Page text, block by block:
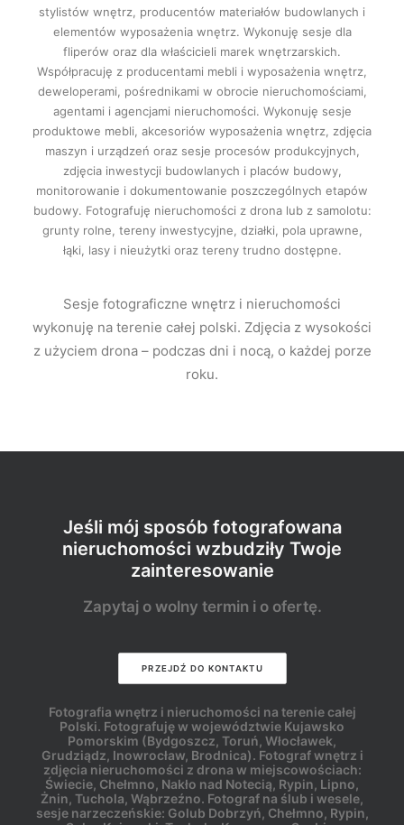
stylistów wnętrz, producentów materiałów budowlanych i
elementów wyposażenia wnętrz. Wykonuję sesje dla
fliperów oraz dla właścicieli marek wnętrzarskich.
Współpracuję z producentami mebli i wyposażenia wnętrz,
deweloperami, pośrednikami w obrocie nieruchomościami,
agentami i agencjami nieruchomości. Wykonuję sesje
produktowe mebli, akcesoriów wyposażenia wnętrz, zdjęcia
maszyn i urządzeń oraz sesje procesów produkcyjnych,
zdjęcia inwestycji budowlanych i placów budowy,
monitorowanie i dokumentowanie poszczególnych etapów
budowy. Fotografuję nieruchomości z drona lub z samolotu:
grunty rolne, tereny inwestycyjne, działki, pola uprawne,
łąki, lasy i nieużytki oraz tereny trudno dostępne.
Sesje fotograficzne wnętrz i nieruchomości
wykonuję na terenie całej polski. Zdjęcia z wysokości
z użyciem drona – podczas dni i nocą, o każdej porze
roku.
Jeśli mój sposób fotografowana
nieruchomości wzbudziły Twoje
zainteresowanie
Zapytaj o wolny termin i o ofertę.
PRZEJDŹ DO KONTAKTU
Fotografia wnętrz i nieruchomości na terenie całej
Polski. Fotografuję w województwie Kujawsko
Pomorskim (Bydgoszcz, Toruń, Włocławek,
Grudziądz, Inowrocław, Brodnica). Fotograf wnętrz i
zdjęcia nieruchomości z drona w miejscowościach:
Świecie, Chełmno, Nakło nad Notecią, Rypin, Lipno,
Żnin, Tuchola, Wąbrzeźno. Fotograf na ślub i wesele,
sesje narzeczeńskie: Golub Dobrzyń, Chełmno, Rypin,